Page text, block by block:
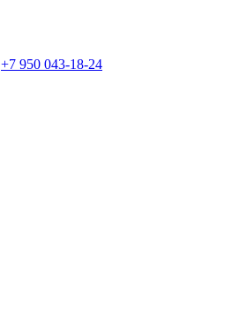
+7 950 043-18-24